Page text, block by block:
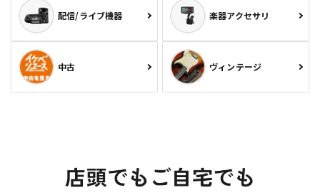
配信/ライブ機器 楽器アクセサリ
中古 ヴィンテージ